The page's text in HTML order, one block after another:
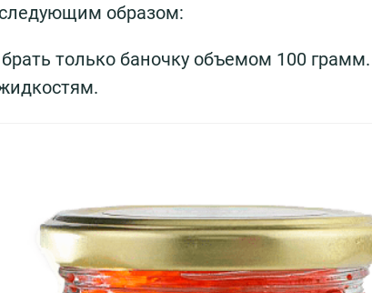
образом:
только баночку объемом 100